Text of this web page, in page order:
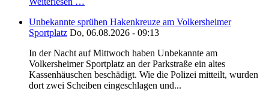
Unbekannte sprühen Hakenkreuze am Volkersheimer
Sportplatz Do, 06.08.2026 - 09:13
In der Nacht auf Mittwoch haben Unbekannte am
Volkersheimer Sportplatz an der Parkstraße ein altes
Kassenhäuschen beschädigt. Wie die Polizei mitteilt, wurden
dort zwei Scheiben eingeschlagen und...